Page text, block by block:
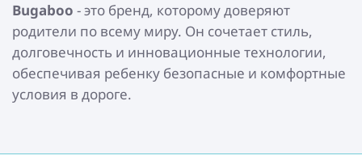
Bugaboo - это бренд, которому доверяют
родители по всему миру. Он сочетает стиль,
долговечность и инновационные технологии,
обеспечивая ребенку безопасные и комфортные
условия в дороге.